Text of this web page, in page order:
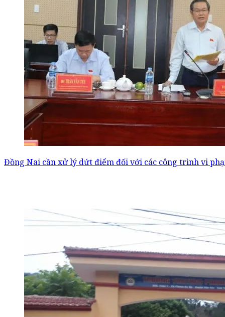
Đồng Nai cần xử lý dứt điểm đối với các công trình vi